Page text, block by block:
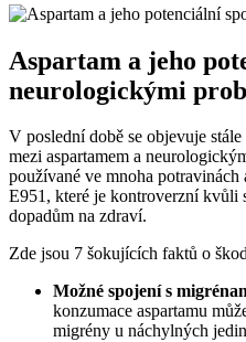
Aspartam a jeho
neurologickými
V poslední době se objevuje
mezi aspartamem a
používané ve mnoha
E951, které je kontroverzní kvůli
dopadům na zdraví.
Zde jsou 7 šokujících faktů o
Možné spojení s
konzumace aspartamu
migrény u náchylných